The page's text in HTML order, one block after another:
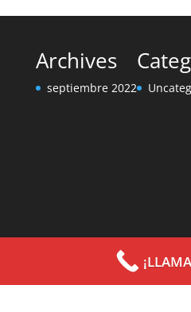
Archives
septiembre 2022